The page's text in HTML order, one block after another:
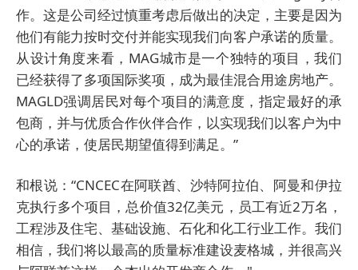
作。这是公司经过慎重考虑后做出的决定，主要是因为
他们有能力按时交付并能实现我们向客户承诺的质量。
从设计角度来看，MAG城市是一个独特的项目，我们
已经获得了多项国际奖项，成为最佳混合用途房地产。
MAGLD强调居民对每个项目的满意度，指定最好的承
包商，并与优质合作伙伴合作， 以实现我们以客户为中
心的承诺，使居民期望值得到满足。”
和根说：“CNCEC在阿联酋、沙特阿拉伯、阿曼和伊拉
克执行多个项目，总价值32亿美元，员工有近2万名，
工程涉及住宅、基础设施、石化和化工行业工作。我们
相信，我们将以最高的质量标准建设麦格城，并很高兴